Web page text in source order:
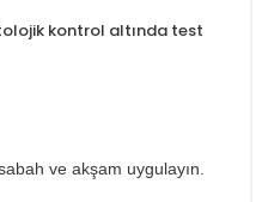
kontrol altında test
ve akşam uygulayın.